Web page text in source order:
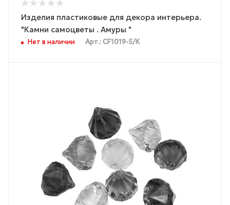
Изделия пластиковые для декора интерьера.
"Камни самоцветы . Амуры "
Нет в наличии Арт.: CF1019-5/К